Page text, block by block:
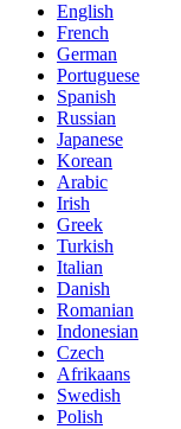
English
French
German
Portuguese
Spanish
Russian
Japanese
Korean
Arabic
Irish
Greek
Turkish
Italian
Danish
Romanian
Indonesian
Czech
Afrikaans
Swedish
Polish